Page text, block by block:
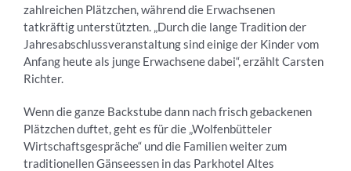
zahlreichen Plätzchen, während die Erwachsenen
tatkräftig unterstützten. „Durch die lange Tradition der
Jahresabschlussveranstaltung sind einige der Kinder vom
Anfang heute als junge Erwachsene dabei“, erzählt Carsten
Richter.
Wenn die ganze Backstube dann nach frisch gebackenen
Plätzchen duftet, geht es für die „Wolfenbütteler
Wirtschaftsgespräche“ und die Familien weiter zum
traditionellen Gänseessen in das Parkhotel Altes